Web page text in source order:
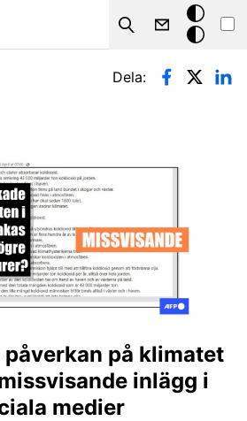
Search
Mörkt
läge
Dela:
på klimatet
inlägg i
medier